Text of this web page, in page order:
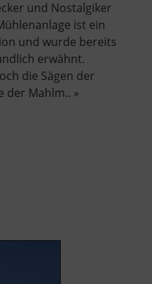
und Nostalgiker
ist ein
und wurde bereits
erwähnt.
die Sägen der
der Mahlm.. »